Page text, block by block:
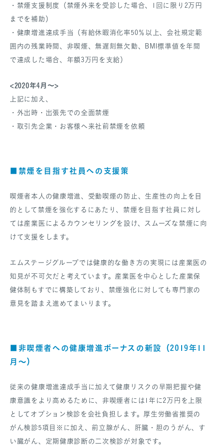
・禁煙支援制度（禁煙外来を受診した場合、1回に限り2万円
までを補助）
・健康増進達成手当（有給休暇消化率50％以上、会社規定範
囲内の残業時間、非喫煙、無遅刻無欠勤、BMI標準値を年間
で達成した場合、年額3万円を支給）
<2020年4月～>
上記に加え、
・外出時・出張先での全面禁煙
・取引先企業・お客様へ来社前禁煙を依頼
■禁煙を目指す社員への支援策
喫煙者本人の健康増進、受動喫煙の防止、生産性の向上を目
的として禁煙を強化するにあたり、禁煙を目指す社員に対し
ては産業医によるカウンセリングを設け、スムーズな禁煙に向
けて支援をします。
エムステージグループでは健康的な働き方の実現には産業医の
知見が不可欠だと考えています。産業医を中心とした産業保
健体制もすでに構築しており、禁煙強化に対しても専門家の
意見を踏まえ進めてまいります。
■非喫煙者への健康増進ボーナスの新設（2019年11
月～）
従来の健康増進達成手当に加えて健康リスクの早期把握や健
康意識をより高めるために、非喫煙者には1年に2万円を上限
としてオプション検診を会社負担します。厚生労働省推奨の
がん検診5項目※に加え、前立腺がん、肝臓・胆のうがん、す
い臓がん、定期健康診断の二次検診が対象です。